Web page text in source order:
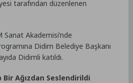
tarafından düzenlenen
Akademisi’nde
Didim Belediye Başkanı
Didimli katıldı.
Ağızdan Seslendirildi